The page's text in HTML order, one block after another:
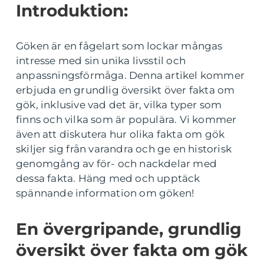
Introduktion:
Göken är en fågelart som lockar mångas
intresse med sin unika livsstil och
anpassningsförmåga. Denna artikel kommer
erbjuda en grundlig översikt över fakta om
gök, inklusive vad det är, vilka typer som
finns och vilka som är populära. Vi kommer
även att diskutera hur olika fakta om gök
skiljer sig från varandra och ge en historisk
genomgång av för- och nackdelar med
dessa fakta. Häng med och upptäck
spännande information om göken!
En övergripande, grundlig
översikt över fakta om gök